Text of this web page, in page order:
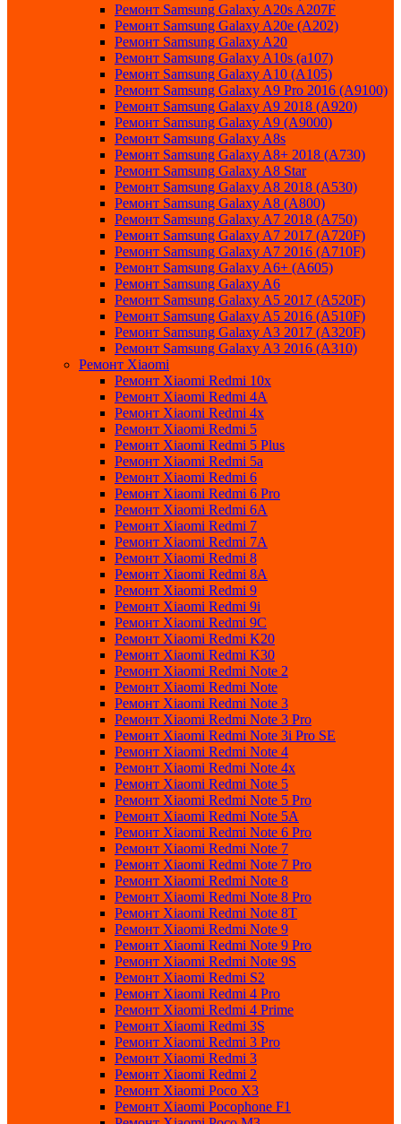
Ремонт Samsung Galaxy A20s A207F
Ремонт Samsung Galaxy A20e (A202)
Ремонт Samsung Galaxy A20
Ремонт Samsung Galaxy A10s (a107)
Ремонт Samsung Galaxy A10 (A105)
Ремонт Samsung Galaxy A9 Pro 2016 (A9100)
Ремонт Samsung Galaxy A9 2018 (A920)
Ремонт Samsung Galaxy A9 (A9000)
Ремонт Samsung Galaxy A8s
Ремонт Samsung Galaxy A8+ 2018 (A730)
Ремонт Samsung Galaxy A8 Star
Ремонт Samsung Galaxy A8 2018 (A530)
Ремонт Samsung Galaxy A8 (A800)
Ремонт Samsung Galaxy A7 2018 (A750)
Ремонт Samsung Galaxy A7 2017 (A720F)
Ремонт Samsung Galaxy A7 2016 (A710F)
Ремонт Samsung Galaxy A6+ (A605)
Ремонт Samsung Galaxy A6
Ремонт Samsung Galaxy A5 2017 (A520F)
Ремонт Samsung Galaxy A5 2016 (A510F)
Ремонт Samsung Galaxy A3 2017 (A320F)
Ремонт Samsung Galaxy A3 2016 (A310)
Ремонт Xiaomi
Ремонт Xiaomi Redmi 10x
Ремонт Xiaomi Redmi 4A
Ремонт Xiaomi Redmi 4x
Ремонт Xiaomi Redmi 5
Ремонт Xiaomi Redmi 5 Plus
Ремонт Xiaomi Redmi 5a
Ремонт Xiaomi Redmi 6
Ремонт Xiaomi Redmi 6 Pro
Ремонт Xiaomi Redmi 6A
Ремонт Xiaomi Redmi 7
Ремонт Xiaomi Redmi 7A
Ремонт Xiaomi Redmi 8
Ремонт Xiaomi Redmi 8A
Ремонт Xiaomi Redmi 9
Ремонт Xiaomi Redmi 9i
Ремонт Xiaomi Redmi 9C
Ремонт Xiaomi Redmi K20
Ремонт Xiaomi Redmi K30
Ремонт Xiaomi Redmi Note 2
Ремонт Xiaomi Redmi Note
Ремонт Xiaomi Redmi Note 3
Ремонт Xiaomi Redmi Note 3 Pro
Ремонт Xiaomi Redmi Note 3i Pro SE
Ремонт Xiaomi Redmi Note 4
Ремонт Xiaomi Redmi Note 4x
Ремонт Xiaomi Redmi Note 5
Ремонт Xiaomi Redmi Note 5 Pro
Ремонт Xiaomi Redmi Note 5A
Ремонт Xiaomi Redmi Note 6 Pro
Ремонт Xiaomi Redmi Note 7
Ремонт Xiaomi Redmi Note 7 Pro
Ремонт Xiaomi Redmi Note 8
Ремонт Xiaomi Redmi Note 8 Pro
Ремонт Xiaomi Redmi Note 8T
Ремонт Xiaomi Redmi Note 9
Ремонт Xiaomi Redmi Note 9 Pro
Ремонт Xiaomi Redmi Note 9S
Ремонт Xiaomi Redmi S2
Ремонт Xiaomi Redmi 4 Pro
Ремонт Xiaomi Redmi 4 Prime
Ремонт Xiaomi Redmi 3S
Ремонт Xiaomi Redmi 3 Pro
Ремонт Xiaomi Redmi 3
Ремонт Xiaomi Redmi 2
Ремонт Xiaomi Poco X3
Ремонт Xiaomi Pocophone F1